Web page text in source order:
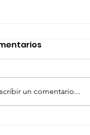
un comentario...